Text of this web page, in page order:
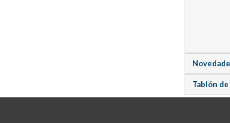
Tablón